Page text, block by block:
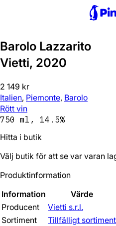
Barolo Lazzarito
Vietti, 2020
2 149 kr
Italien, Piemonte, Barolo
Rött vin
750 ml, 14.5%
Hitta i butik
Välj butik för att se var varan
Produktinformation
Information
Värde
Producent
Vietti s.r.l.
Sortiment
Tillfälligt sortiment